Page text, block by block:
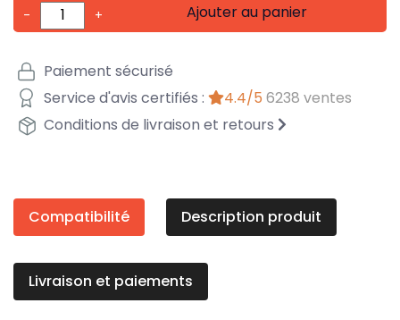
- + Ajouter au panier
Paiement sécurisé
Service d'avis certifiés :
4.4/5 6238 ventes
Conditions de livraison et retours
Compatibilité Description produit
Livraison et paiements